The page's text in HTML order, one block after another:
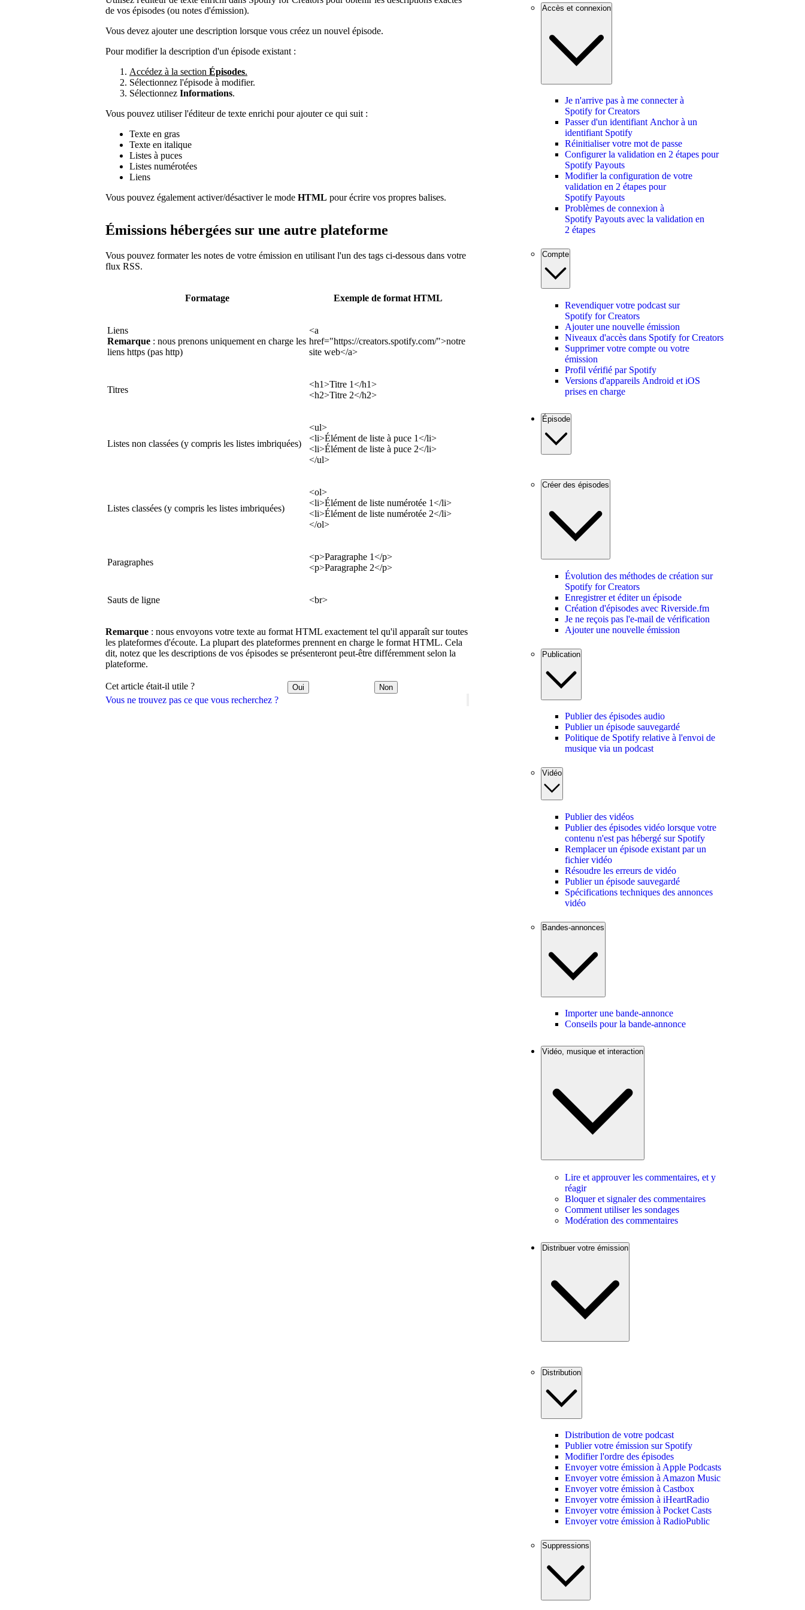
Vous ne trouvez pas ce que vous recherchez ?
de vos épisodes (ou notes d'émission).
Vous devez ajouter une description lorsque vous créez un nouvel épisode.
Pour modifier la description d'un épisode existant :
Accédez à la section Épisodes.
Sélectionnez l'épisode à modifier.
Sélectionnez Informations.
Vous pouvez utiliser l'éditeur de texte enrichi pour ajouter ce qui suit :
Texte en gras
Texte en italique
Listes à puces
Listes numérotées
Liens
Vous pouvez également activer/désactiver le mode HTML pour écrire vos propres balises.
Émissions hébergées sur une autre plateforme
Vous pouvez formater les notes de votre émission en utilisant l'un des tags ci-dessous dans votre
flux RSS.
Formatage Exemple de format HTML
Liens
Remarque : nous prenons uniquement en charge les
liens https (pas http)
<a
href="https://creators.spotify.com/">notre
site web</a>
Titres
<h1>Titre 1</h1>
<h2>Titre 2</h2>
Listes non classées (y compris les listes imbriquées)
<ul>
<li>Élément de liste à puce 1</li>
<li>Élément de liste à puce 2</li>
</ul>
Listes classées (y compris les listes imbriquées)
<ol>
<li>Élément de liste numérotée 1</li>
<li>Élément de liste numérotée 2</li>
</ol>
Paragraphes
<p>Paragraphe 1</p>
<p>Paragraphe 2</p>
Sauts de ligne <br>
Remarque : nous envoyons votre texte au format HTML exactement tel qu'il apparaît sur toutes
les plateformes d'écoute. La plupart des plateformes prennent en charge le format HTML. Cela
dit, notez que les descriptions de vos épisodes se présenteront peut-être différemment selon la
plateforme.
Cet article était-il utile ? Oui Non
Accès et connexion
Je n'arrive pas à me connecter à
Spotify for Creators
Passer d'un identifiant Anchor à un
identifiant Spotify
Réinitialiser votre mot de passe
Configurer la validation en 2 étapes pour
Spotify Payouts
Modifier la configuration de votre
validation en 2 étapes pour
Spotify Payouts
Problèmes de connexion à
Spotify Payouts avec la validation en
2 étapes
Compte
Revendiquer votre podcast sur
Spotify for Creators
Ajouter une nouvelle émission
Niveaux d'accès dans Spotify for Creators
Supprimer votre compte ou votre
émission
Profil vérifié par Spotify
Versions d'appareils Android et iOS
prises en charge
Épisode
Créer des épisodes
Évolution des méthodes de création sur
Spotify for Creators
Enregistrer et éditer un épisode
Création d'épisodes avec Riverside.fm
Je ne reçois pas l'e-mail de vérification
Ajouter une nouvelle émission
Publication
Publier des épisodes audio
Publier un épisode sauvegardé
Politique de Spotify relative à l'envoi de
musique via un podcast
Vidéo
Publier des vidéos
Publier des épisodes vidéo lorsque votre
contenu n'est pas hébergé sur Spotify
Remplacer un épisode existant par un
fichier vidéo
Résoudre les erreurs de vidéo
Publier un épisode sauvegardé
Spécifications techniques des annonces
vidéo
Bandes-annonces
Importer une bande-annonce
Conseils pour la bande-annonce
Vidéo, musique et interaction
Lire et approuver les commentaires, et y
réagir
Bloquer et signaler des commentaires
Comment utiliser les sondages
Modération des commentaires
Distribuer votre émission
Distribution
Distribution de votre podcast
Publier votre émission sur Spotify
Modifier l'ordre des épisodes
Envoyer votre émission à Apple Podcasts
Envoyer votre émission à Amazon Music
Envoyer votre émission à Castbox
Envoyer votre émission à iHeartRadio
Envoyer votre émission à Pocket Casts
Envoyer votre émission à RadioPublic
Suppressions